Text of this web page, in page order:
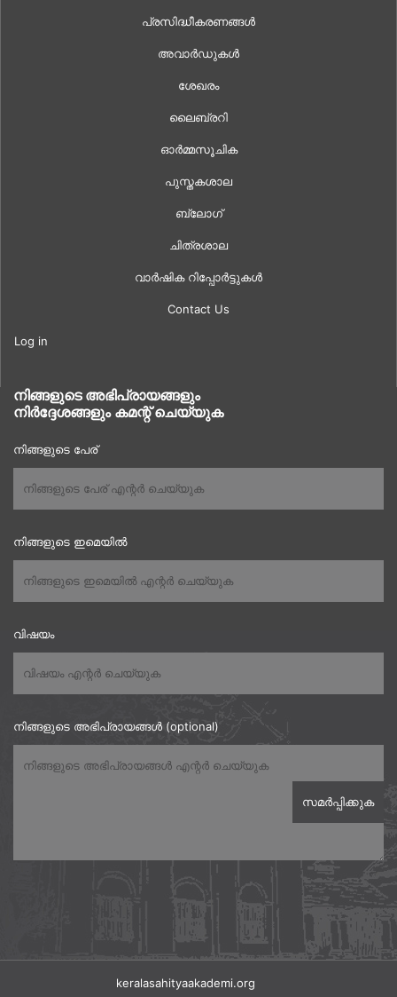
പ്രസിദ്ധീകരണങ്ങൾ
അവാർഡുകൾ
ശേഖരം
ലൈബ്രറി
ഓർമ്മസൂചിക
പുസ്തകശാല
ബ്ലോഗ്
ചിത്രശാല
വാർഷിക റിപ്പോർട്ടുകൾ
Contact Us
Log in
നിങ്ങളുടെ അഭിപ്രായങ്ങളും
നിർദ്ദേശങ്ങളും കമന്റ് ചെയ്യുക
നിങ്ങളുടെ പേര്
നിങ്ങളുടെ ഇമെയിൽ
വിഷയം
നിങ്ങളുടെ അഭിപ്രായങ്ങൾ (optional)
keralasahityaakademi.org